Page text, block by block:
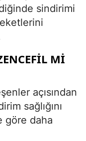
sindirimi
MI
açısından
sağlığını
göre daha